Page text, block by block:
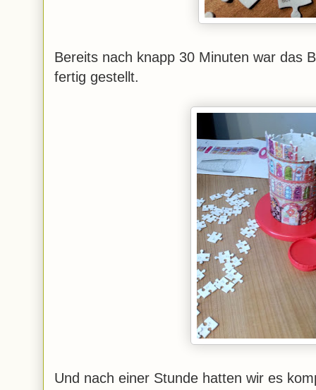
Bereits nach knapp 30 Minuten war das
fertig gestellt.
Und nach einer Stunde hatten wir es